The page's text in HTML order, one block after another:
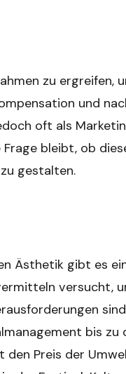
zu ergreifen,
und
oft als
bleibt, ob
gestalten.
Ästhetik gibt es
versucht,
bis zu
Preis der